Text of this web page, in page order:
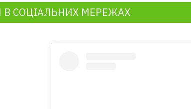
В СОЦІАЛЬНИХ МЕРЕЖАХ